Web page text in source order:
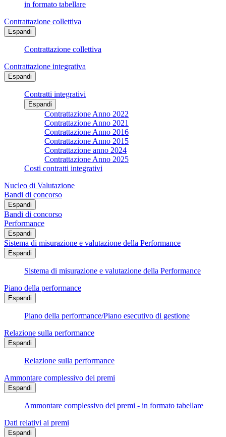
in formato tabellare
Contrattazione collettiva
Espandi
Contrattazione collettiva
Contrattazione integrativa
Espandi
Contratti integrativi
Espandi
Contrattazione Anno 2022
Contrattazione Anno 2021
Contrattazione Anno 2016
Contrattazione Anno 2015
Contrattazione anno 2024
Contrattazione Anno 2025
Costi contratti integrativi
Nucleo di Valutazione
Bandi di concorso
Espandi
Bandi di concorso
Performance
Espandi
Sistema di misurazione e valutazione della Performance
Espandi
Sistema di misurazione e valutazione della Performance
Piano della performance
Espandi
Piano della performance/Piano esecutivo di gestione
Relazione sulla performance
Espandi
Relazione sulla performance
Ammontare complessivo dei premi
Espandi
Ammontare complessivo dei premi - in formato tabellare
Dati relativi ai premi
Espandi